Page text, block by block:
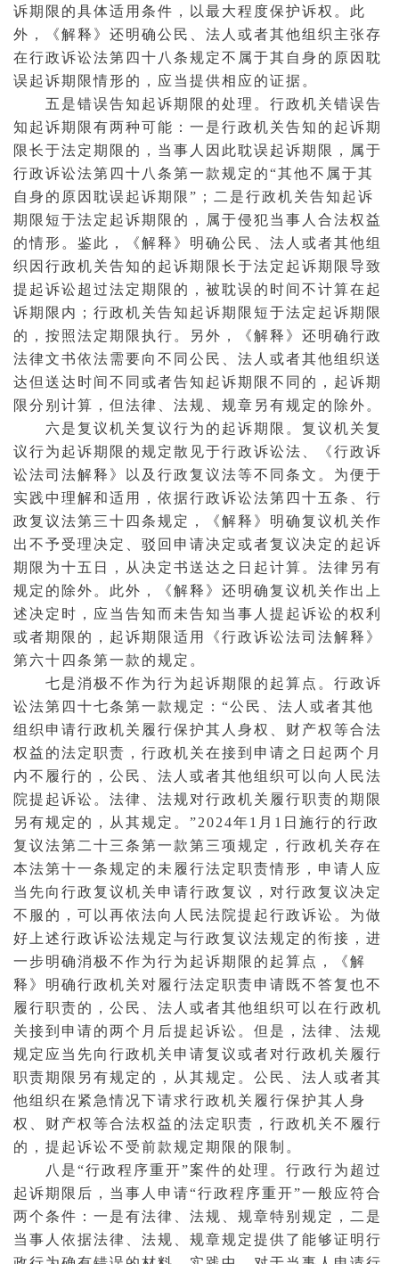
诉期限的具体适用条件，以最大程度保护诉权。此
外，《解释》还明确公民、法人或者其他组织主张存
在行政诉讼法第四十八条规定不属于其自身的原因耽
误起诉期限情形的，应当提供相应的证据。
五是错误告知起诉期限的处理。行政机关错误告
知起诉期限有两种可能：一是行政机关告知的起诉期
限长于法定期限的，当事人因此耽误起诉期限，属于
行政诉讼法第四十八条第一款规定的“其他不属于其
自身的原因耽误起诉期限”；二是行政机关告知起诉
期限短于法定起诉期限的，属于侵犯当事人合法权益
的情形。鉴此，《解释》明确公民、法人或者其他组
织因行政机关告知的起诉期限长于法定起诉期限导致
提起诉讼超过法定期限的，被耽误的时间不计算在起
诉期限内；行政机关告知起诉期限短于法定起诉期限
的，按照法定期限执行。另外，《解释》还明确行政
法律文书依法需要向不同公民、法人或者其他组织送
达但送达时间不同或者告知起诉期限不同的，起诉期
限分别计算，但法律、法规、规章另有规定的除外。
六是复议机关复议行为的起诉期限。复议机关复
议行为起诉期限的规定散见于行政诉讼法、《行政诉
讼法司法解释》以及行政复议法等不同条文。为便于
实践中理解和适用，依据行政诉讼法第四十五条、行
政复议法第三十四条规定，《解释》明确复议机关作
出不予受理决定、驳回申请决定或者复议决定的起诉
期限为十五日，从决定书送达之日起计算。法律另有
规定的除外。此外，《解释》还明确复议机关作出上
述决定时，应当告知而未告知当事人提起诉讼的权利
或者期限的，起诉期限适用《行政诉讼法司法解释》
第六十四条第一款的规定。
七是消极不作为行为起诉期限的起算点。行政诉
讼法第四十七条第一款规定：“公民、法人或者其他
组织申请行政机关履行保护其 人身权
、财产权等合法
权益的法定职责，行政机关在接到申请之日起两个月
内不履行的，公民、法人或者其他组织可以向人民法
院提起诉讼。法律、法规对行政机关履行职责的期限
另有规定的，从其规定。”2024年1月1日施行的行政
复议法第二十三条第一款第三项规定，行政机关存在
本法第十一条规定的未履行法定职责情形，申请人应
当先向行政复议机关申请行政复议，对行政复议决定
不服的，可以再依法向人民法院提起行政诉讼。为做
好上述行政诉讼法规定与行政复议法规定的衔接，进
一步明确消极不作为行为起诉期限的起算点，《解
释》明确行政机关对履行法定职责申请既不答复也不
履行职责的，公民、法人或者其他组织可以在行政机
关接到申请的两个月后提起诉讼。但是，法律、法规
规定应当先向行政机关 申请复议或者对行政机关履行
职责期限另有规定的，从其规定。公民、法人或者其
他组织在紧急情况下请求行政机关履行保护其人身
权、财产权等合法权益的法定职责，行政机关不履行
的，提起诉讼不受前款规定期限的限制。
八是“行政程序重开”案件的处理。行政行为超过
起诉期限后，当事人申请“行政程序重开”一般应符合
两个条件：一是有法律、法规、规章特别规定，二是
当事人依据法律、法规、规章规定提供了能够证明行